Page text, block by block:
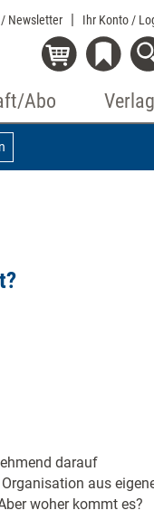
Newsletter Ihr Konto /
Abo Verlag
darauf
aus
woher kommt es?